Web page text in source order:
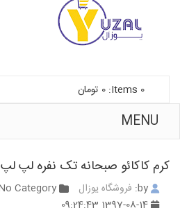
0
Items:
0 تومان
MENU
کرم کاکائو صبحانه تک نفره لپ لپ ۱۵ گرمی
فروشگاه یوزال